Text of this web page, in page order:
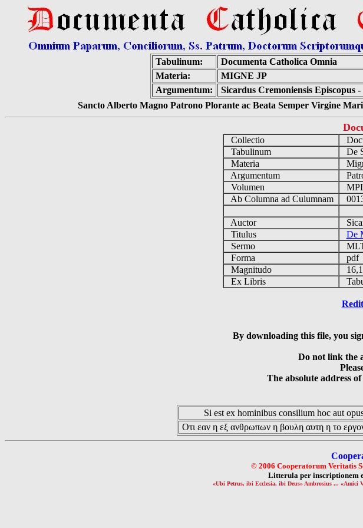
Tabulinum:
Documenta Catholica Omnia
Materia:
MIGNE JP
Argumentum:
Sicardus Cremoniensis Episcopus
Sancto Alberto Magno Patrono Plorante ac Beata Semper Virgine
Collectio
Tabulinum
De
Materia
Argumentum
Volumen
Ab Columna ad Culumnam
Auctor
Titulus
De
Sermo
Forma
pdf
Magnitudo
Ex Libris
By downloading this file, you
Do not link the
The absolute address
Si est ex hominibus consilium hoc aut
Οτι εαν η εξ ανθρωπων η βουλη αυτη η το
© 2006 Cooperatorum Veritatis
Litterula per
«Ubi Petrus, ibi Ecclesia, ibi Deus» Ambrosius ... «Amici